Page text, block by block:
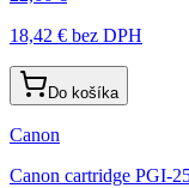
18,42 € bez DPH
Do košíka
Canon
Canon cartridge PGI-